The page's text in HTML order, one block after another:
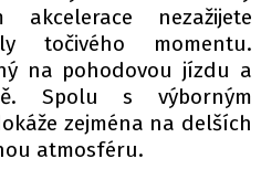
nezažijete
točivého momentu.
na pohodovou jízdu a
Spolu s výborným
zejména na delších
atmosféru.